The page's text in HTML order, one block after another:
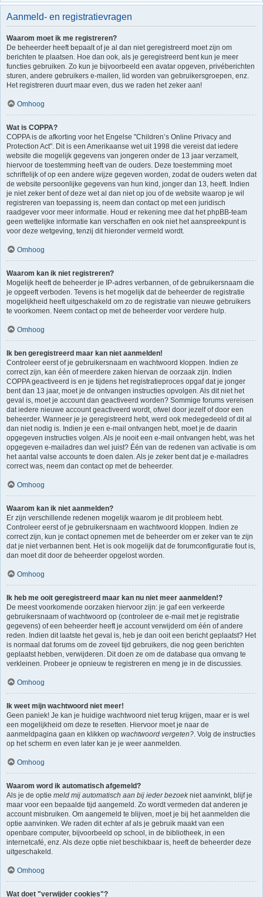
Aanmeld- en registratievragen
Waarom moet ik me registreren?
De beheerder heeft bepaalt of je al dan niet geregistreerd moet zijn om
berichten te plaatsen. Hoe dan ook, als je geregistreerd bent kun je meer
functies gebruiken. Zo kun je bijvoorbeeld een avatar opgeven, privéberichten
sturen, andere gebruikers e-mailen, lid worden van gebruikersgroepen, enz.
Het registreren duurt maar even, dus we raden het zeker aan!
Omhoog
Wat is COPPA?
COPPA is de afkorting voor het Engelse "Children’s Online Privacy and
Protection Act". Dit is een Amerikaanse wet uit 1998 die vereist dat iedere
website die mogelijk gegevens van jongeren onder de 13 jaar verzamelt,
hiervoor de toestemming heeft van de ouders. Deze toestemming moet
schriftelijk of op een andere wijze gegeven worden, zodat de ouders weten dat
de website persoonlijke gegevens van hun kind, jonger dan 13, heeft. Indien
je niet zeker bent of deze wet al dan niet op jou of de website waarop je wil
registreren van toepassing is, neem dan contact op met een juridisch
raadgever voor meer informatie. Houd er rekening mee dat het phpBB-team
geen wettelijke informatie kan verschaffen en ook niet het aanspreekpunt is
voor deze wetgeving, tenzij dit hieronder vermeld wordt.
Omhoog
Waarom kan ik niet registreren?
Mogelijk heeft de beheerder je IP-adres verbannen, of de gebruikersnaam die
je opgeeft verboden. Tevens is het mogelijk dat de beheerder de registratie
mogelijkheid heeft uitgeschakeld om zo de registratie van nieuwe gebruikers
te voorkomen. Neem contact op met de beheerder voor verdere hulp.
Omhoog
Ik ben geregistreerd maar kan niet aanmelden!
Controleer eerst of je gebruikersnaam en wachtwoord kloppen. Indien ze
correct zijn, kan één of meerdere zaken hiervan de oorzaak zijn. Indien
COPPA geactiveerd is en je tijdens het registratieproces opgaf dat je jonger
bent dan 13 jaar, moet je de ontvangen instructies opvolgen. Als dit niet het
geval is, moet je account dan geactiveerd worden? Sommige forums vereisen
dat iedere nieuwe account geactiveerd wordt, ofwel door jezelf of door een
beheerder. Wanneer je je geregistreerd hebt, werd ook medegedeeld of dit al
dan niet nodig is. Indien je een e-mail ontvangen hebt, moet je de daarin
opgegeven instructies volgen. Als je nooit een e-mail ontvangen hebt, was het
opgegeven e-mailadres dan wel juist? Één van de redenen van activatie is om
het aantal valse accounts te doen dalen. Als je zeker bent dat je e-mailadres
correct was, neem dan contact op met de beheerder.
Omhoog
Waarom kan ik niet aanmelden?
Er zijn verschillende redenen mogelijk waarom je dit probleem hebt.
Controleer eerst of je gebruikersnaam en wachtwoord kloppen. Indien ze
correct zijn, kun je contact opnemen met de beheerder om er zeker van te zijn
dat je niet verbannen bent. Het is ook mogelijk dat de forumconfiguratie fout is,
dan moet dit door de beheerder opgelost worden.
Omhoog
Ik heb me ooit geregistreerd maar kan nu niet meer aanmelden!?
De meest voorkomende oorzaken hiervoor zijn: je gaf een verkeerde
gebruikersnaam of wachtwoord op (controleer de e-mail met je registratie
gegevens) of een beheerder heeft je account verwijderd om één of andere
reden. Indien dit laatste het geval is, heb je dan ooit een bericht geplaatst? Het
is normaal dat forums om de zoveel tijd gebruikers, die nog geen berichten
geplaatst hebben, verwijderen. Dit doen ze om de database qua omvang te
verkleinen. Probeer je opnieuw te registreren en meng je in de discussies.
Omhoog
Ik weet mijn wachtwoord niet meer!
Geen paniek! Je kan je huidige wachtwoord niet terug krijgen, maar er is wel
een mogelijkheid om deze te resetten. Hiervoor moet je naar de
aanmeldpagina gaan en klikken op wachtwoord vergeten?. Volg de instructies
op het scherm en even later kan je je weer aanmelden.
Omhoog
Waarom word ik automatisch afgemeld?
Als je de optie meld mij automatisch aan bij ieder bezoekniet aanvinkt, blijf je
maar voor een bepaalde tijd aangemeld. Zo wordt vermeden dat anderen je
account misbruiken. Om aangemeld te blijven, moet je bij het aanmelden die
optie aanvinken. We raden dit echter af als je gebruik maakt van een
openbare computer, bijvoorbeeld op school, in de bibliotheek, in een
internetcafé, enz. Als deze optie niet beschikbaar is, heeft de beheerder deze
uitgeschakeld.
Omhoog
Wat doet "verwijder cookies"?